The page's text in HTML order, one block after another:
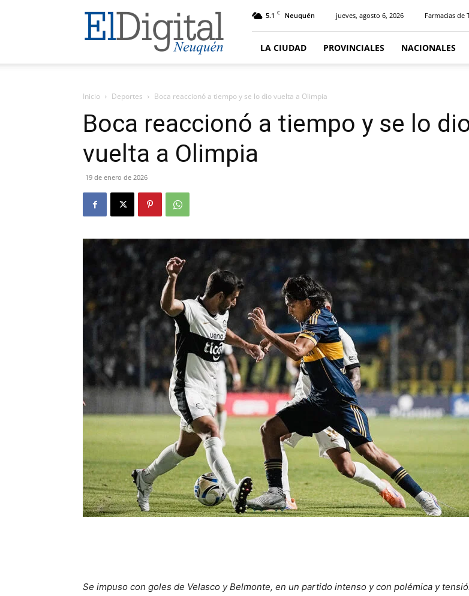
El
Digital
Neuquen
5.1 C Neuquén jueves, agosto 6, 2026 Farmacias de
LA CIUDAD PROVINCIALES NACIONALES
Inicio Deportes Boca reaccionó a tiempo y se lo dio vuelta a Olimpia
Boca reaccionó a tiempo y se lo
vuelta a Olimpia
19 de enero de 2026
Se impuso con goles de Velasco y Belmonte, en un partido intenso y con polémica y